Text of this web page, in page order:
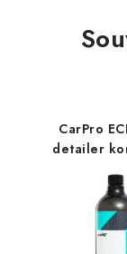
CarPro
detailer